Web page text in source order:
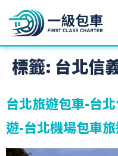
標籤: 台北信
台北旅遊包車-台
遊-台北機場包車